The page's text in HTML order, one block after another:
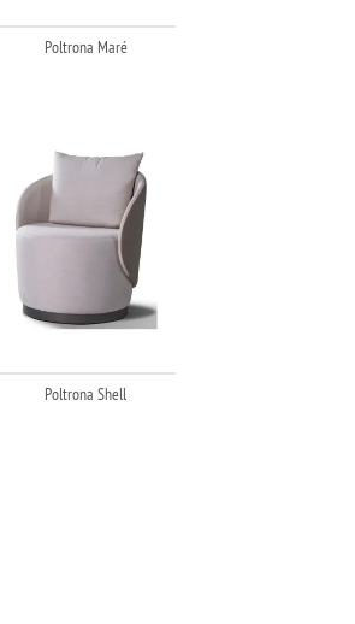
Poltrona Maré
Poltrona Shell